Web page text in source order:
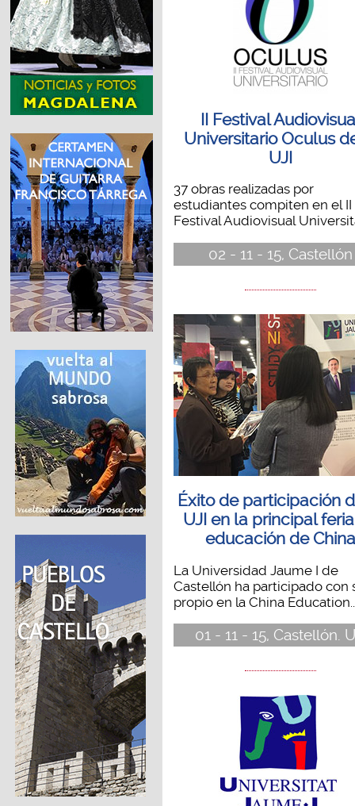
II Festival
Universitario Oculus
UJI
37 obras realizadas por
estudiantes compiten en el II
Festival Audiovisual
02 - 11 - 15, Castellón
Éxito de participación
UJI en la principal
educación de China
La Universidad Jaume I de
Castellón ha participado con
propio en la China
01 - 11 - 15, Castellón.